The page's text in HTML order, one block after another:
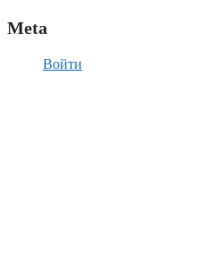
Meta
Войти